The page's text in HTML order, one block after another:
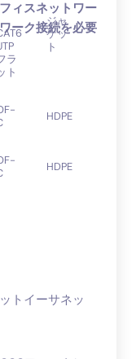
ィスネットワー
ーク接続を必要
ジャ
ケッ
ト
ラ
ト
HDPE
HDPE
トイーサネッ